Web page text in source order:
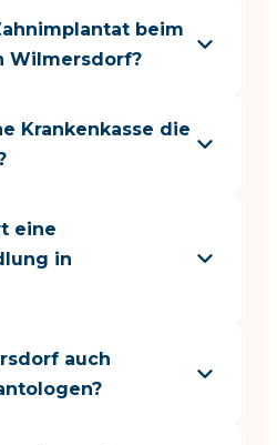
beim
Wilmersdorf?
Krankenkasse die
eine
in
auch